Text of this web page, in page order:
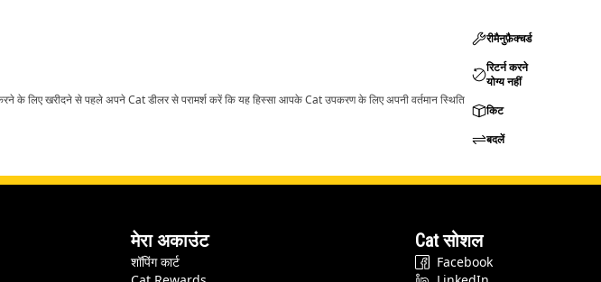
के लिए खरीदने से पहले अपने Cat डीलर से परामर्श करें कि यह हिस्सा आपके Cat उपकरण के लिए अपनी वर्तमान स्थिति
रीमैनुफ़ैक्चर्ड
रिटर्न करने
योग्य नहीं
किट
बदलें
मेरा अकाउंट
शॉपिंग कार्ट
Cat सोशल
Facebook